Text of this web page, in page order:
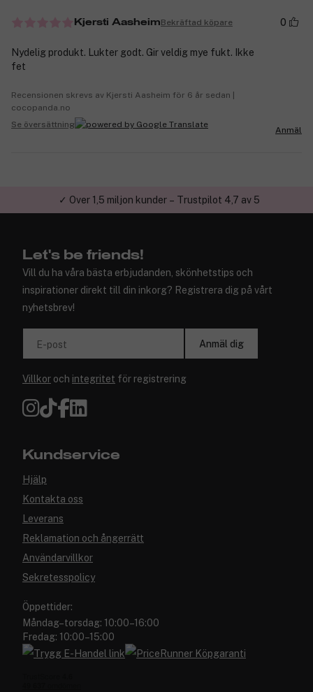
Kjersti AasheimBekräftad köpare 0
Nydelig produkt. Lukter godt. Gir veldig mye fukt. Ikke
fet
Recensionen skrevs av Kjersti Aasheim för 6 år sedan |
cocopanda.no
Se översättning
Anmäl
✓ Över 1,5 miljon kunder – Trustpilot 4,7 av 5
Let's be friends!
Vill du ha våra bästa erbjudanden, skönhetstips och
inspirationer direkt till din inkorg? Registrera dig på vårt
nyhetsbrev!
E-post Anmäl dig
Villkor och integritet för registrering
Kundservice
Hjälp
Kontakta oss
Leverans
Reklamation och ångerrätt
Användarvillkor
Sekretesspolicy
Öppettider:
Måndag–torsdag: 10:00–16:00
Fredag: 10:00–15:00